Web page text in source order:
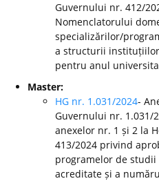
Guvernului nr. 412/
Nomenclatorului
specializărilor/
a structurii
pentru anul
Master:
HG nr. 1.031/2024-
Guvernului nr. 1.031/
anexelor nr. 1 și 2 la
413/2024 privind
programelor de
acreditate și a